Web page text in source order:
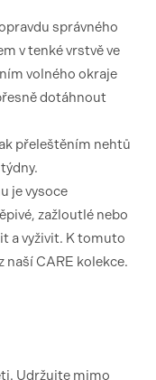
správného
v tenké vrstvě ve
volného okraje
dotáhnout
přeleštěním nehtů
je vysoce
zažloutlé nebo
a vyživit. K tomuto
naší CARE kolekce.
Udržujte mimo